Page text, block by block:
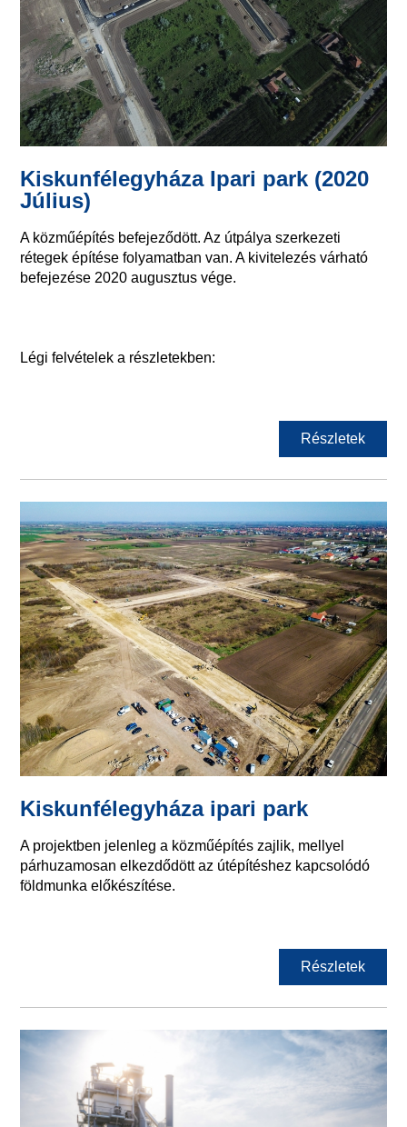
Kiskunfélegyháza Ipari park (2020
Július)
A közműépítés befejeződött. Az útpálya szerkezeti
rétegek építése folyamatban van. A kivitelezés várható
befejezése 2020 augusztus vége.
Légi felvételek a részletekben:
Részletek
Kiskunfélegyháza ipari park
A projektben jelenleg a közműépítés zajlik, mellyel
párhuzamosan elkezdődött az útépítéshez kapcsolódó
földmunka előkészítése.
Részletek